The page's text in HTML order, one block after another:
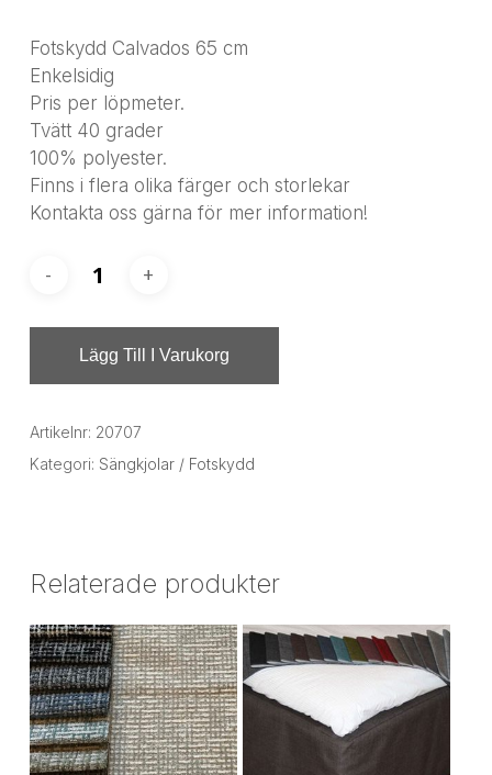
Fotskydd Calvados 65 cm
Enkelsidig
Pris per löpmeter.
Tvätt 40 grader
100% polyester.
Finns i flera olika färger och storlekar
Kontakta oss gärna för mer information!
Lägg Till I Varukorg
Artikelnr: 20707
Kategori: Sängkjolar / Fotskydd
Relaterade produkter